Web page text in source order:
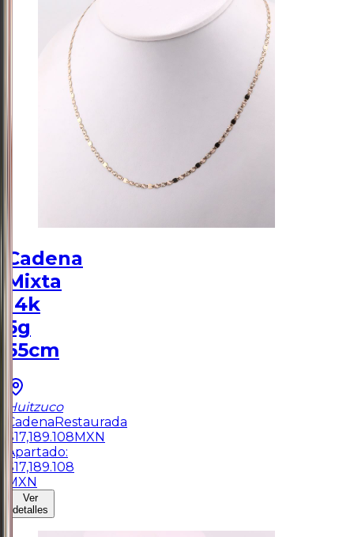
Cadena
Mixta
14k
5g
55cm
Huitzuco
CadenaRestaurada
$17,189.108MXN
Apartado:
$17,189.108
MXN
Ver
detalles